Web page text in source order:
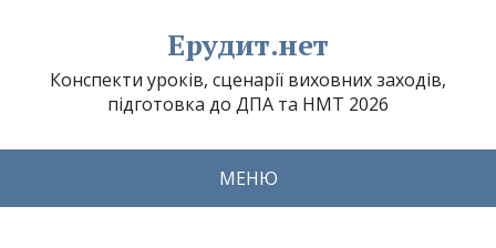
Ерудит.нет
Конспекти уроків, сценарії виховних заходів,
підготовка до ДПА та НМТ 2026
МЕНЮ